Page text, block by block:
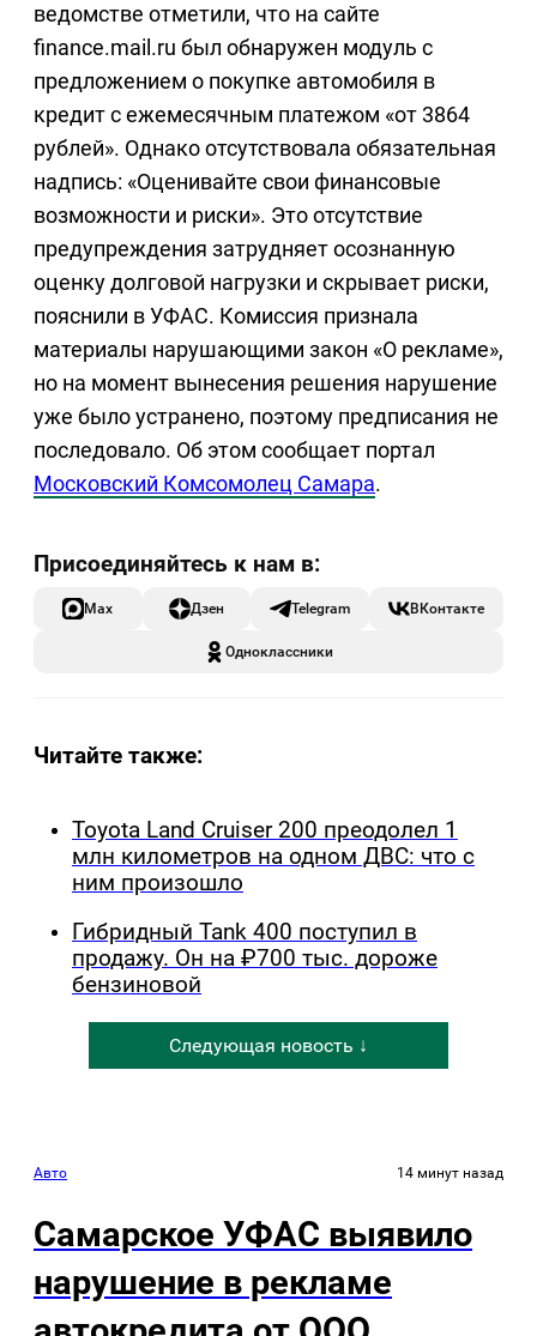
ведомстве отметили, что на сайте
finance.mail.ru был обнаружен модуль с
предложением о покупке автомобиля в
кредит с ежемесячным платежом «от 3864
рублей». Однако отсутствовала обязательная
надпись: «Оценивайте свои финансовые
возможности и риски». Это отсутствие
предупреждения затрудняет осознанную
оценку долговой нагрузки и скрывает риски,
пояснили в УФАС. Комиссия признала
материалы нарушающими закон «О рекламе»,
но на момент вынесения решения нарушение
уже было устранено, поэтому предписания не
последовало. Об этом сообщает портал
Московский Комсомолец Самара.
Max Дзен Telegram ВКонтакте
Одноклассники
Читайте также:
Toyota Land Cruiser 200 преодолел 1
млн километров на одном ДВС: что с
ним произошло
Гибридный Tank 400 поступил в
продажу. Он на ₽700 тыс. дороже
бензиновой
Следующая новость ↓
Авто 14 минут назад
Самарское УФАС выявило
нарушение в рекламе